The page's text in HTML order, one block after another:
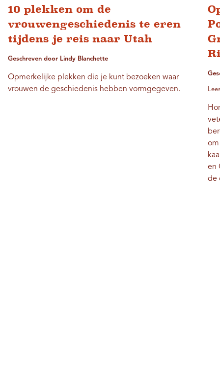
10 plekken om de
vrouwengeschiedenis te eren
tijdens je reis naar Utah
Geschreven door Lindy Blanchette
Opmerkelijke plekken die je kunt bezoeken waar
vrouwen de geschiedenis hebben vormgegeven.
en
de